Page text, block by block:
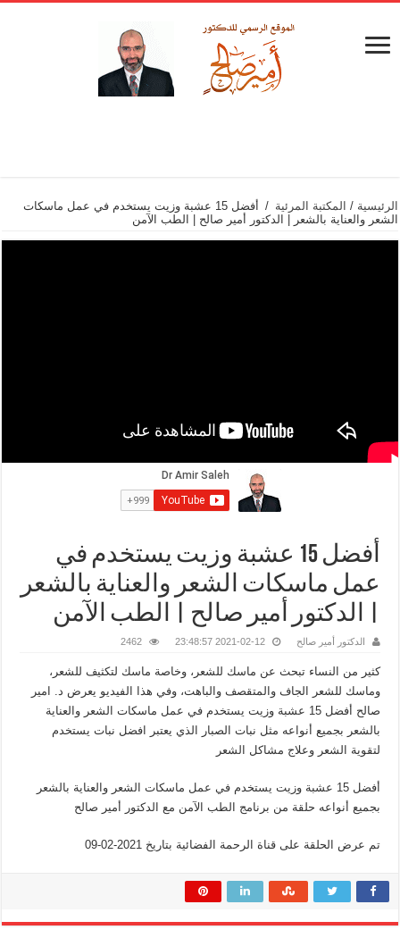
الرئيسية / المكتبة المرئية /
أفضل 15 عشبة وزيت يستخدم في عمل ماسكات
الشعر والعناية بالشعر | الدكتور أمير صالح | الطب الآمن
أفضل 15 عشبة وزيت يستخدم في
عمل ماسكات الشعر والعناية بالشعر
| الدكتور أمير صالح | الطب الآمن
الدكتور أمير صالح 2021-02-12 23:48:57
2462
كثير من النساء تبحث عن ماسك للشعر، وخاصة ماسك لتكثيف للشعر،
وماسك للشعر الجاف والمتقصف والباهت، وفي هذا الفيديو يعرض د. امير
صالح أفضل 15 عشبة وزيت يستخدم في عمل ماسكات الشعر والعناية
بالشعر بجميع أنواعه مثل نبات الصبار الذي يعتبر افضل نبات يستخدم
لتقوية الشعر وعلاج مشاكل الشعر
أفضل 15 عشبة وزيت يستخدم في عمل ماسكات الشعر والعناية بالشعر
بجميع أنواعه حلقة من برنامج الطب الآمن مع الدكتور أمير صالح
تم عرض الحلقة على قناة الرحمة الفضائية بتاريخ 2021-02-09